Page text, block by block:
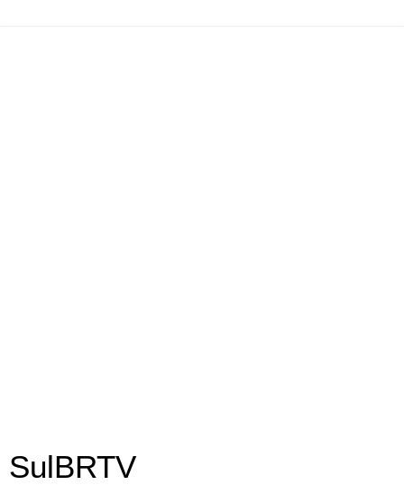
SulBRTV